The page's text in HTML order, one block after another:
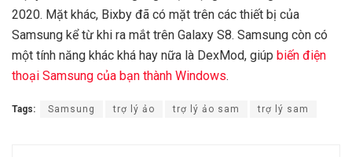
2020. Mặt khác, Bixby đã có mặt trên các thiết bị của
Samsung kể từ khi ra mắt trên Galaxy S8. Samsung còn có
một tính năng khác khá hay nữa là DexMod, giúp biến điện
thoại Samsung của bạn thành Windows.
Tags: Samsung trợ lý ảo trợ lý ảo sam trợ lý sam